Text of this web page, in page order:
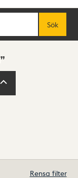
Sök
Rensa filter